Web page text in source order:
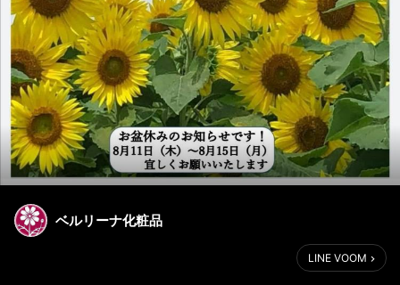
ベルリーナ化粧品
LINE VOOM